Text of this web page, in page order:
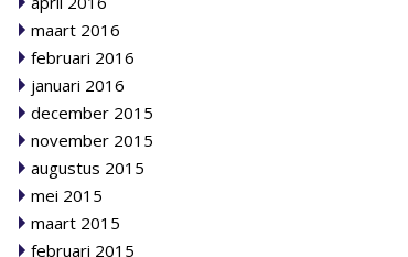
maart 2016
februari 2016
januari 2016
december 2015
november 2015
augustus 2015
mei 2015
maart 2015
februari 2015